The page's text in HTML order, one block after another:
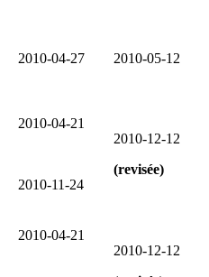
2010-04-27 2010-05-12
2010-04-21
2010-11-24
2010-12-12
(revisée)
2010-04-21
2010-12-12